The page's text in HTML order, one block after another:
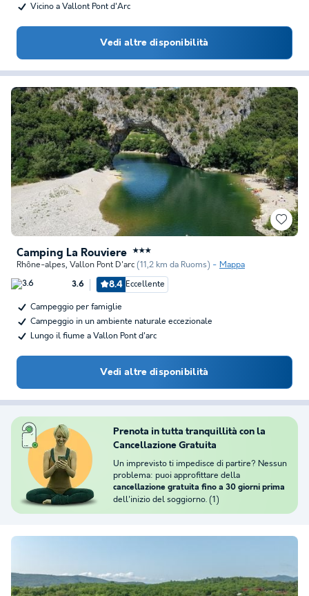
Vicino a Vallont Pont d'Arc
Vedi altre disponibilità
Camping La Rouviere ★★★
Rhône-alpes, Vallon Pont D'arc (11,2 km da Ruoms) Mappa
3.6 8.4 Eccellente
Campeggio per famiglie
Campeggio in un ambiente naturale eccezionale
Lungo il fiume a Vallon Pont d'arc
Vedi altre disponibilità
Prenota in tutta tranquillità con la
Cancellazione Gratuita
Un imprevisto ti impedisce di partire? Nessun
problema: puoi approfittare della
cancellazione gratuita fino a 30 giorni prima
dell'inizio del soggiorno. (1)